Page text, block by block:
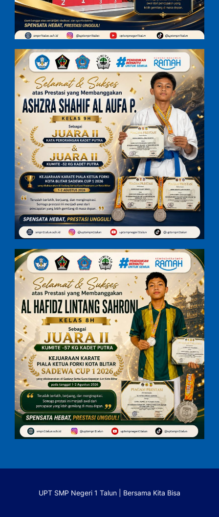
UPT SMP Negeri 1 Talun | Bersama Kita Bisa